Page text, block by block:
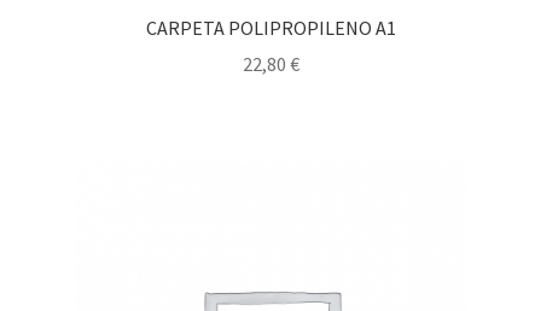
CARPETA POLIPROPILENO A1
22,80 €